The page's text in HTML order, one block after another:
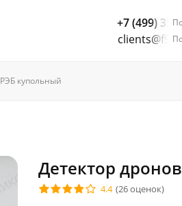
+7 (499)
РЭБ купольный
Детектор
4.4 (26 оценок)